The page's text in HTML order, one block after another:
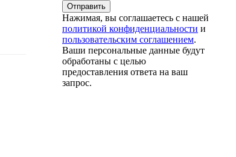
Нажимая, вы соглашаетесь с нашей
политикой конфиденциальности и
пользовательским соглашением.
Ваши персональные данные будут
обработаны с целью
предоставления ответа на ваш
запрос.